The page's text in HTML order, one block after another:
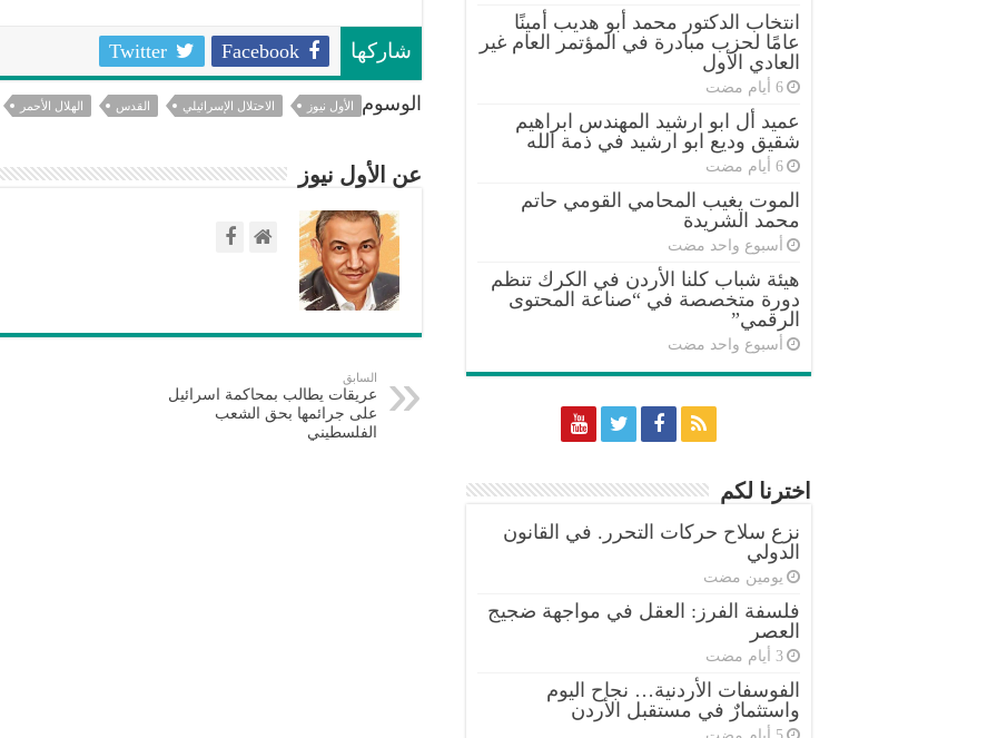
شاركها Facebook
Twitter
الوسوم الأول نيوز الاحتلال الإسرائيلي القدس الهلال الأحمر
عن الأول نيوز
السابق
عريقات يطالب بمحاكمة اسرائيل
على جرائمها بحق الشعب
الفلسطيني
انتخاب الدكتور محمد أبو هديب أمينًا
عامًا لحزب مبادرة في المؤتمر العام غير
العادي الأول
عميد أل ابو ارشيد المهندس ابراهيم
شقيق وديع ابو ارشيد في ذمة الله
الموت يغيب المحامي القومي حاتم
محمد الشريدة
‏أسبوع واحد مضت
هيئة شباب كلنا الأردن في الكرك تنظم
دورة متخصصة في “صناعة المحتوى
الرقمي”
‏أسبوع واحد مضت
اخترنا لكم
نزع سلاح حركات التحرر. في القانون
الدولي
‏يومين مضت
فلسفة الفرز: العقل في مواجهة ضجيج
العصر
الفوسفات الأردنية… نجاح اليوم
واستثمارٌ في مستقبل الأردن